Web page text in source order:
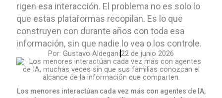
rigen esa interacción. El problema no es solo lo
que estas plataformas recopilan. Es lo que
construyen con durante años con toda esa
información, sin que nadie lo vea o los controle.
Por: Gustavo Aldegani22 de junio 2026
Los menores interactúan cada vez más con agentes de IA,